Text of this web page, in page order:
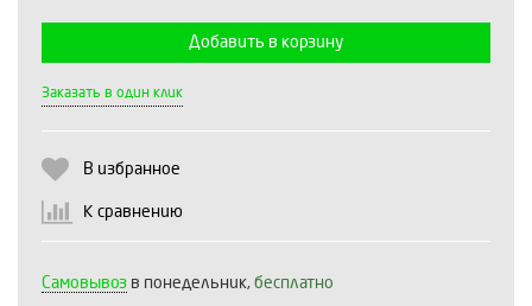
Добавить в корзину
Заказать в один клик
В избранное
К сравнению
Самовывоз в понедельник, бесплатно